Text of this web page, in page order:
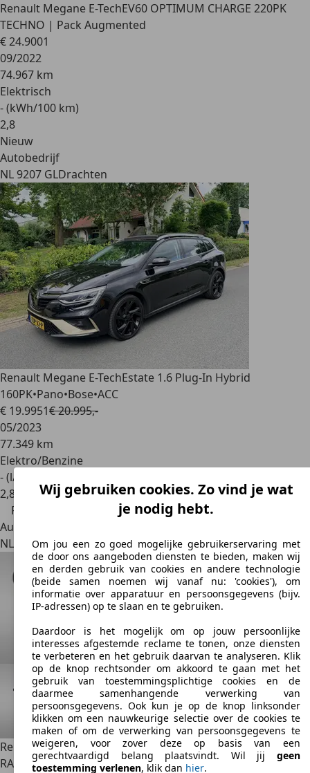
Renault Megane E-TechEV60 OPTIMUM CHARGE 220PK
TECHNO | Pack Augmented
€ 24.9001
09/2022
74.967 km
Elektrisch
- (kWh/100 km)
2,8
Nieuw
Autobedrijf
NL 9207 GLDrachten
Renault Megane E-TechEstate 1.6 Plug-In Hybrid
160PK•Pano•Bose•ACC
€ 19.9951€ 20.995,-
05/2023
77.349 km
Elektro/Benzine
- (l/100 km)
2,8
Prijsdaling
Autobedrijf
NL 7021 BZZelhem
Renault Megane E-Tech EV60 220pk COMFORT (LONG)
RANGE TECHNO | 98% SOH |
Wij gebruiken cookies. Zo vind je wat
je nodig hebt.
Om jou een zo goed mogelijke gebruikerservaring met
de door ons aangeboden diensten te bieden, maken wij
en derden gebruik van cookies en andere technologie
(beide samen noemen wij vanaf nu: 'cookies'), om
informatie over apparatuur en persoonsgegevens (bijv.
IP-adressen) op te slaan en te gebruiken.
Daardoor is het mogelijk om op jouw persoonlijke
interesses afgestemde reclame te tonen, onze diensten
te verbeteren en het gebruik daarvan te analyseren. Klik
op de knop rechtsonder om akkoord te gaan met het
gebruik van toestemmingsplichtige cookies en de
daarmee samenhangende verwerking van
persoonsgegevens. Ook kun je op de knop linksonder
klikken om een nauwkeurige selectie over de cookies te
maken of om de verwerking van persoonsgegevens te
weigeren, voor zover deze op basis van een
gerechtvaardigd belang plaatsvindt. Wil jij geen
toestemming verlenen, klik dan hier.